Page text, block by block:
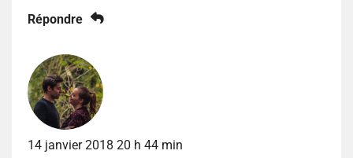
Répondre
14 janvier 2018 20 h 44 min